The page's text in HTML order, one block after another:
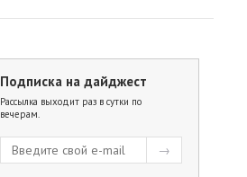
Подписка на дайджест
Рассылка выходит раз в сутки по
вечерам.